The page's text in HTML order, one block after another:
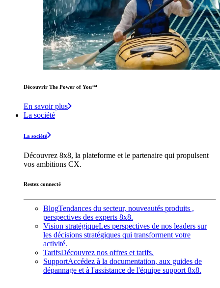
Découvrir The Power of You™️
En savoir plus
La société
La société
Découvrez 8x8, la plateforme et le partenaire qui propulsent
vos ambitions CX.
Restez connecté
BlogTendances du secteur, nouveautés produits ,
perspectives des experts 8x8.
Vision stratégiqueLes perspectives de nos leaders sur
les décisions stratégiques qui transforment votre
activité.
TarifsDécouvrez nos offres et tarifs.
SupportAccédez à la documentation, aux guides de
dépannage et à l'assistance de l'équipe support 8x8.